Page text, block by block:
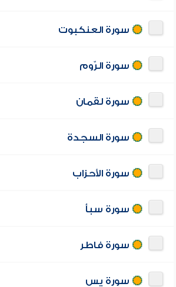
سورة العنكبوت
سورة الرّوم
سورة لقمان
سورة السجدة
سورة الأحزاب
سورة سبأ
سورة فاطر
سورة يس